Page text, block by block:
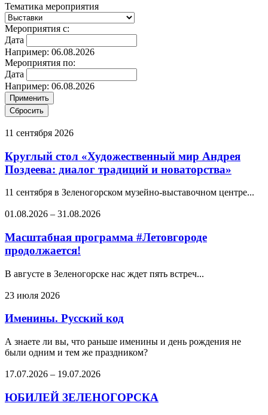
Тематика мероприятия
Мероприятия с:
Дата
Например: 06.08.2026
Мероприятия по:
Дата
Например: 06.08.2026
11 сентября 2026
Круглый стол «Художественный мир Андрея
Поздеева: диалог традиций и новаторства»
11 сентября в Зеленогорском музейно-выставочном центре...
01.08.2026 – 31.08.2026
Масштабная программа #Летовгороде
продолжается!
В августе в Зеленогорске нас ждет пять встреч...
23 июля 2026
Именины. Русский код
А знаете ли вы, что раньше именины и день рождения не
были одним и тем же праздником?
17.07.2026 – 19.07.2026
ЮБИЛЕЙ ЗЕЛЕНОГОРСКА